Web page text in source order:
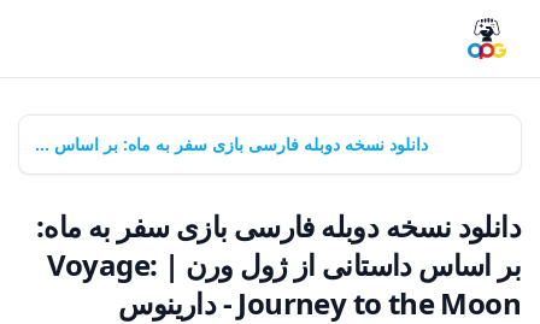
بازی‌ها دانلود نسخه دوبله فارسی بازی سفر به ماه: بر اساس داستانی از ژول ورن | Voyage: Journey to the Moon - دارینوس
دانلود نسخه دوبله فارسی بازی سفر به ماه:
بر اساس داستانی از ژول ورن | Voyage:
Journey to the Moon - دارینوس